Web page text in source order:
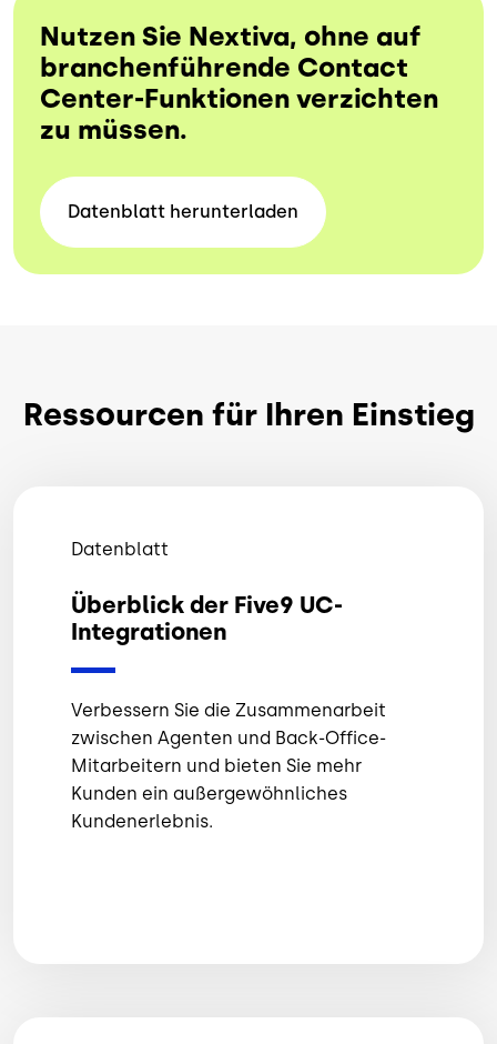
Nutzen Sie Nextiva, ohne auf
branchenführende Contact
Center-Funktionen verzichten
zu müssen.
Datenblatt herunterladen
Ressourcen für Ihren Einstieg
Datenblatt
Überblick der Five9 UC-
Integrationen
Verbessern Sie die Zusammenarbeit
zwischen Agenten und Back-Office-
Mitarbeitern und bieten Sie mehr
Kunden ein außergewöhnliches
Kundenerlebnis.